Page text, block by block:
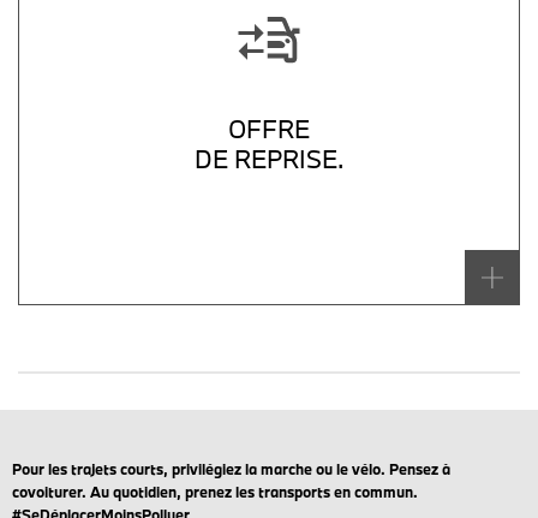
OFFRE
DE REPRISE.
Pour les trajets courts, privilégiez la marche ou le vélo. Pensez à
covoiturer. Au quotidien, prenez les transports en commun.